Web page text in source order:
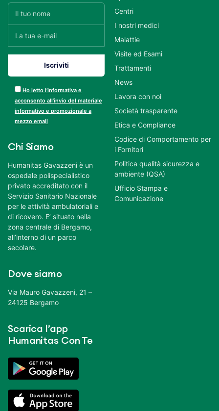
Ho letto l’informativa e
acconsento all’invio del materiale
informativo e promozionale a
mezzo email
Chi Siamo
Humanitas Gavazzeni è un
ospedale polispecialistico
privato accreditato con il
Servizio Sanitario Nazionale
per le attività ambulatoriali e
di ricovero. E’ situato nella
zona centrale di Bergamo,
all’interno di un parco
secolare.
Dove siamo
Via Mauro Gavazzeni, 21 –
24125 Bergamo
Scarica l’app
Humanitas Con Te
Centri
I nostri medici
Malattie
Visite ed Esami
Trattamenti
News
Lavora con noi
Società trasparente
Etica e Compliance
Codice di Comportamento per
i Fornitori
Politica qualità sicurezza e
ambiente (QSA)
Ufficio Stampa e
Comunicazione